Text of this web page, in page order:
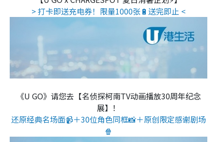
> 打卡即送充电券！限量1000张🔋送完即止 <
《U GO》请您去【名侦探柯南TV动画播放30周年纪念
展】！
还原经典名场面📹＋30位角色同框📸＋原创限定感谢剧场
🍿